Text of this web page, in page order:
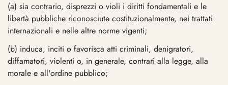
(a) sia contrario, disprezzi o violi i diritti fondamentali e le
libertà pubbliche riconosciute costituzionalmente, nei trattati
internazionali e nelle altre norme vigenti;
(b) induca, inciti o favorisca atti criminali, denigratori,
diffamatori, violenti o, in generale, contrari alla legge, alla
morale e all'ordine pubblico;